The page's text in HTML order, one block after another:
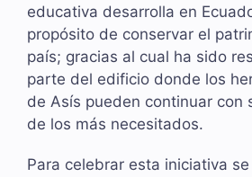
educativa desarrolla en
propósito de conservar el
país; gracias al cual ha sido
parte del edificio donde los
de Asís pueden continuar con
de los más necesitados.
Para celebrar esta iniciativa